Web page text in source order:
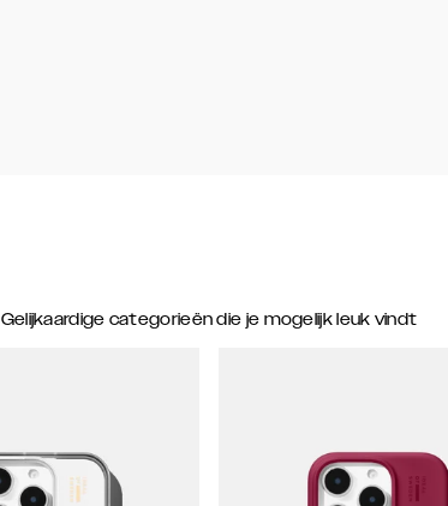
Gelijkaardige categorieën die je mogelijk leuk vindt